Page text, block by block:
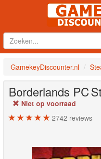
GamekeyDiscounter.nl
Borderlands PC
Niet op voorraad
2742 reviews